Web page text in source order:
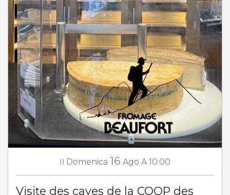
Il Domenica 16 Ago A 10:00
Visite des caves de la COOP des